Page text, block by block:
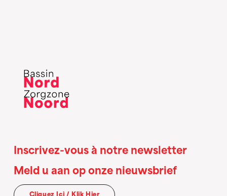
Inscrivez-vous à notre newsletter
Meld u aan op onze nieuwsbrief